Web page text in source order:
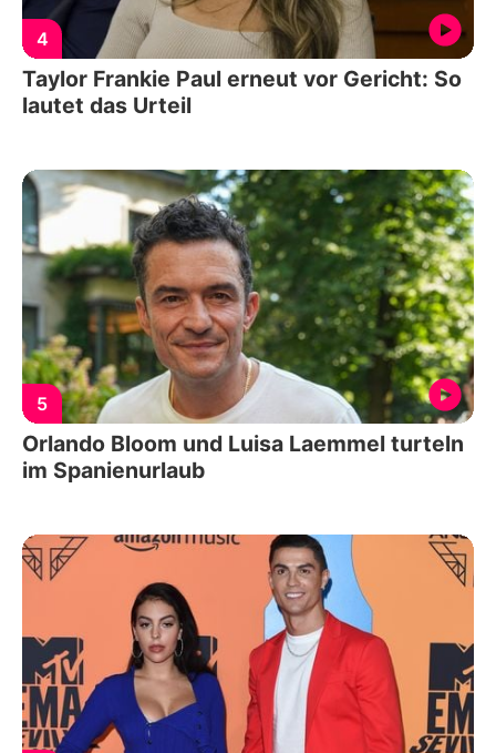
4
Taylor Frankie Paul erneut vor Gericht: So
lautet das Urteil
5
Orlando Bloom und Luisa Laemmel turteln
im Spanienurlaub